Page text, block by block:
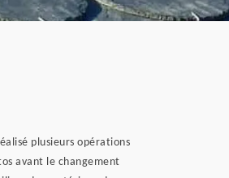
plusieurs opérations
avant le changement